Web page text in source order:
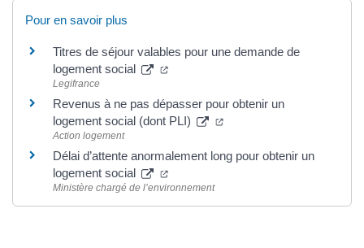
Pour en savoir plus
Titres de séjour valables pour une demande de
logement social
(ouverture dans un nouvel onglet)
Legifrance
Revenus à ne pas dépasser pour obtenir un
logement social (dont PLI)
(ouverture dans un nouvel
Action logement
Délai d’attente anormalement long pour obtenir un
logement social
(ouverture dans un nouvel onglet)
Ministère chargé de l’environnement